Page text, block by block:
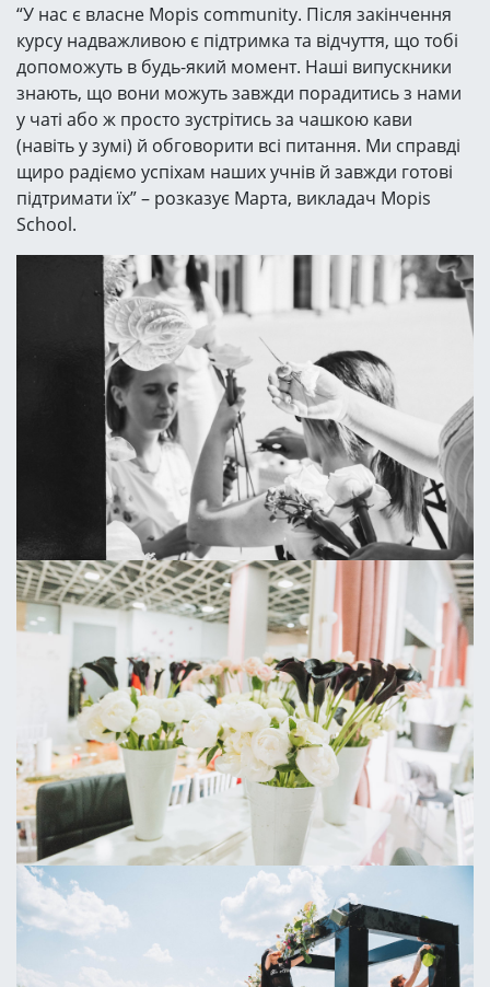
“У нас є власне Mopis community. Після закінчення
курсу надважливою є підтримка та відчуття, що тобі
допоможуть в будь-який момент. Наші випускники
знають, що вони можуть завжди порадитись з нами
у чаті або ж просто зустрітись за чашкою кави
(навіть у зумі) й обговорити всі питання. Ми справді
щиро радіємо успіхам наших учнів й завжди готові
підтримати їх” – розказує Марта, викладач Mopis
School.